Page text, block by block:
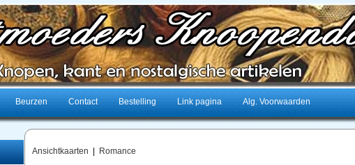
Beurzen Contact Bestelling Link pagina Alg. Voorwaarden
Ansichtkaarten Romance